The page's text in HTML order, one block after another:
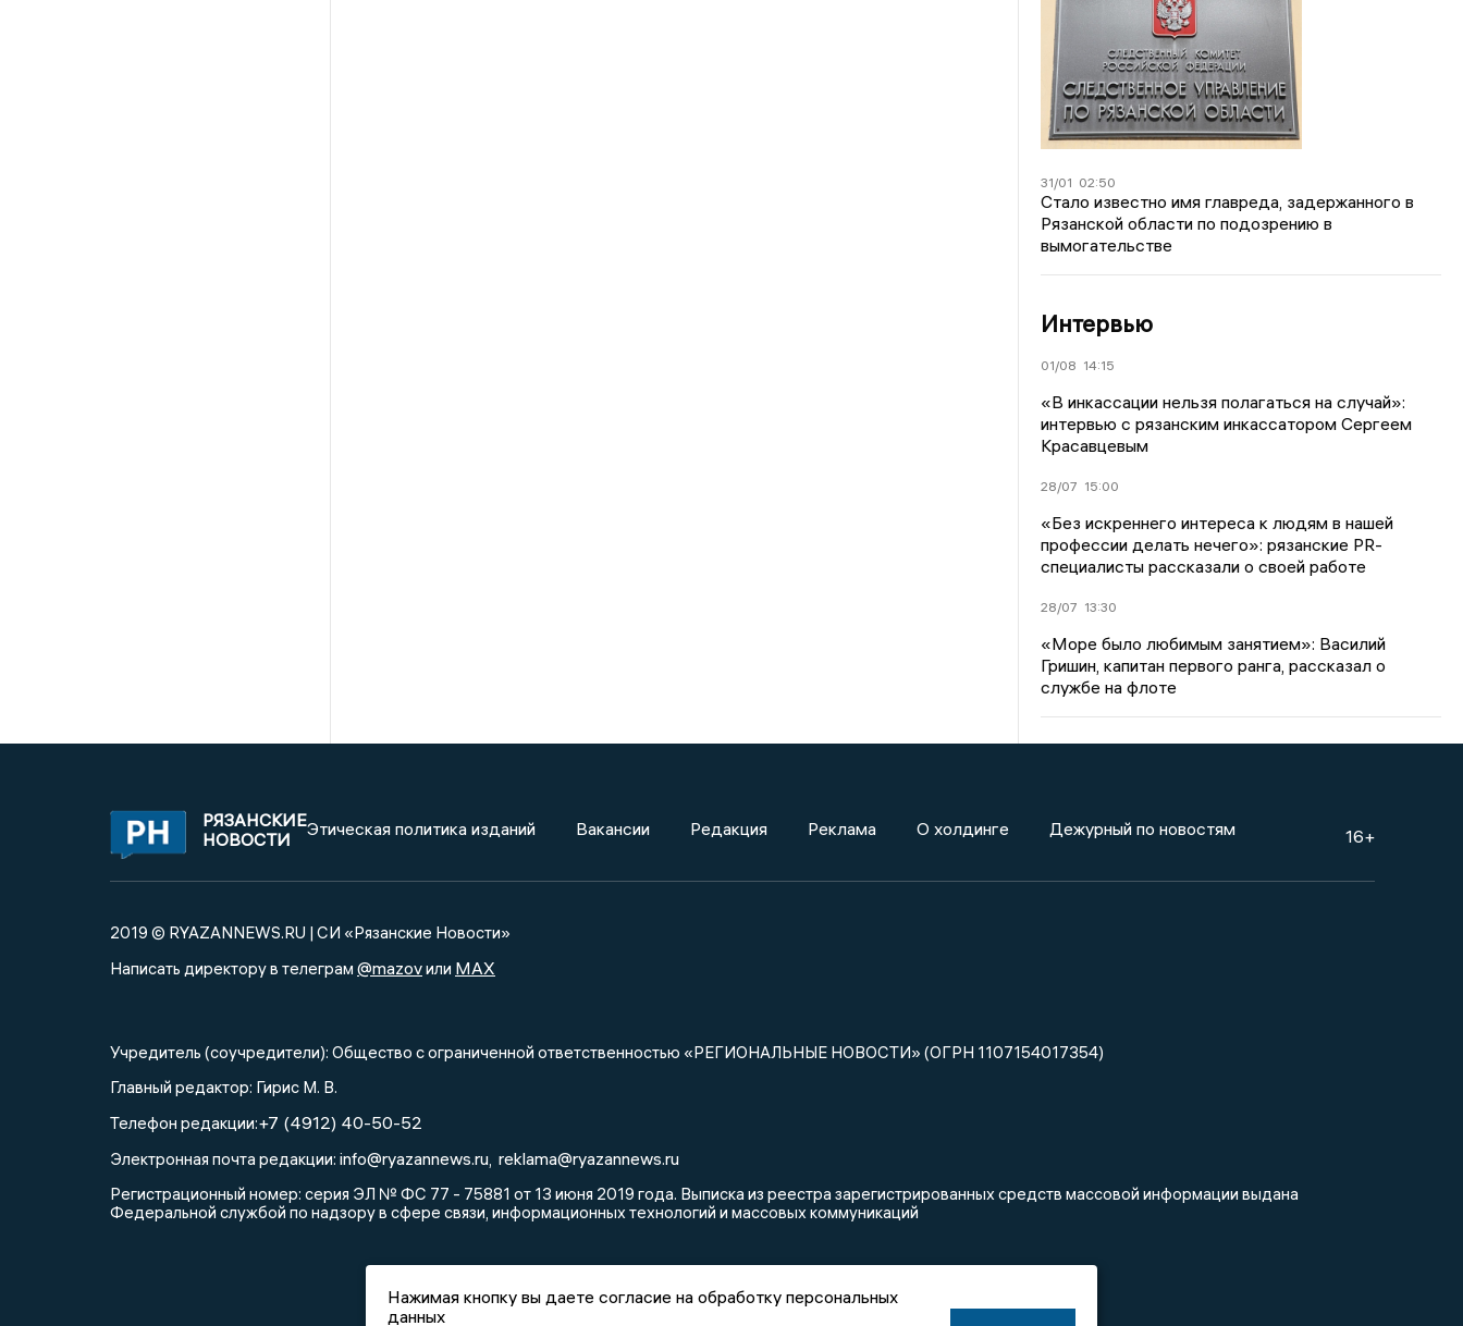
31/01 02:50
Стало известно имя главреда, задержанного в
Рязанской области по подозрению в
вымогательстве
Интервью
01/08 14:15
«В инкассации нельзя полагаться на случай»:
интервью с рязанским инкассатором Сергеем
Красавцевым
28/07 15:00
«Без искреннего интереса к людям в нашей
профессии делать нечего»: рязанские PR-
специалисты рассказали о своей работе
28/07 13:30
«Море было любимым занятием»: Василий
Гришин, капитан первого ранга, рассказал о
службе на флоте
РЯЗАНСКИЕ
НОВОСТИ
Этическая политика изданий Вакансии Редакция Реклама О холдинге Дежурный по новостям 16+
2019 © RYAZANNEWS.RU | СИ «Рязанские Новости»
Написать директору в телеграм @mazovили MAX
Учредитель (соучредители): Общество с ограниченной ответственностью «РЕГИОНАЛЬНЫЕ НОВОСТИ» (ОГРН 1107154017354)
Главный редактор: Гирис М. В.
Телефон редакции:+7 (4912) 40-50-52
Электронная почта редакции: info@ryazannews.ru reklama@ryazannews.ru
Регистрационный номер: серия ЭЛ № ФС 77 - 75881 от 13 июня 2019 года. Выписка из реестра зарегистрированных средств массовой информации выдана
Федеральной службой по надзору в сфере связи, информационных технологий и массовых коммуникаций
Нажимая кнопку вы даете согласие на обработку персональных
данных